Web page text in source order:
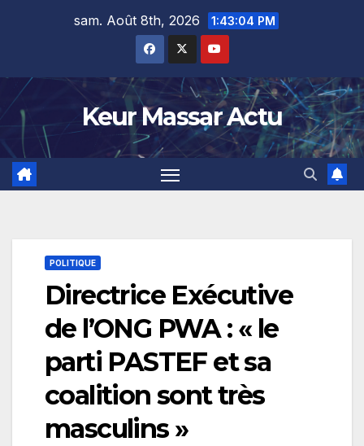
sam. Août 8th, 2026 1:43:05 PM
Keur Massar Actu
POLITIQUE
Directrice Exécutive
de l’ONG PWA : « le
parti PASTEF et sa
coalition sont très
masculins »